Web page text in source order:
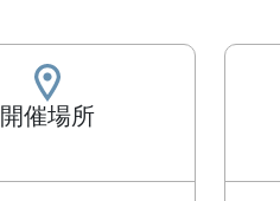
開催場所